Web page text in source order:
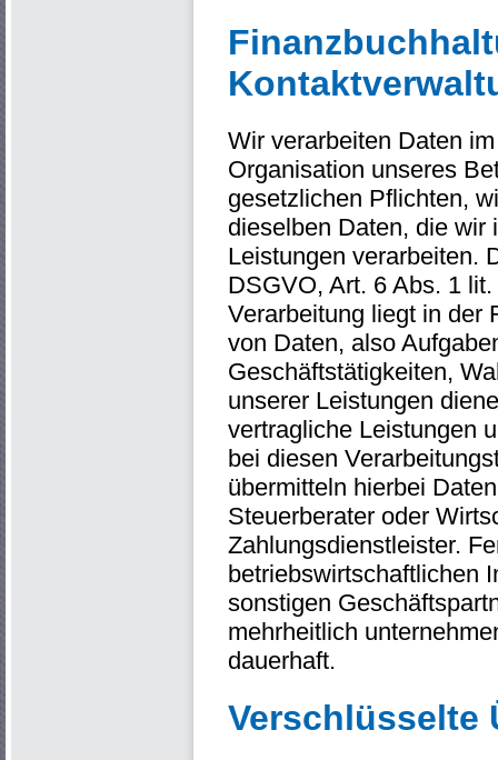
Wir verarbeiten Daten
Organisation unseres
gesetzlichen Pflichten,
dieselben Daten, die wir
Leistungen verarbeiten.
DSGVO, Art. 6 Abs. 1
Verarbeitung liegt in der
von Daten, also
Geschäftstätigkeiten,
unserer Leistungen
vertragliche Leistungen
bei diesen
übermitteln hierbei
Steuerberater oder
Zahlungsdienstleister.
betriebswirtschaftlichen
sonstigen
mehrheitlich
dauerhaft.
Verschlüsselte